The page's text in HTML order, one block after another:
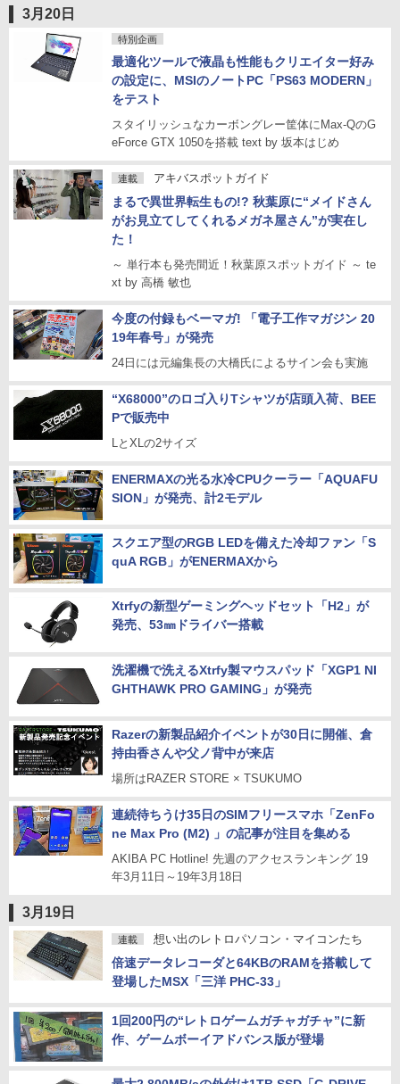
3月20日
特別企画
最適化ツールで液晶も性能もクリエイター好み
の設定に、MSIのノートPC「PS63 MODERN」
をテスト
スタイリッシュなカーボングレー筐体にMax-QのG
eForce GTX 1050を搭載 text by 坂本はじめ
連載 アキバスポットガイド
まるで異世界転生もの!? 秋葉原に“メイドさん
がお見立てしてくれるメガネ屋さん”が実在し
た！
～ 単行本も発売間近！秋葉原スポットガイド ～ te
xt by 高橋 敏也
今度の付録もベーマガ! 「電子工作マガジン 20
19年春号」が発売
24日には元編集長の大橋氏によるサイン会も実施
“X68000”のロゴ入りTシャツが店頭入荷、BEE
Pで販売中
LとXLの2サイズ
ENERMAXの光る水冷CPUクーラー「AQUAFU
SION」が発売、計2モデル
スクエア型のRGB LEDを備えた冷却ファン「S
quA RGB」がENERMAXから
Xtrfyの新型ゲーミングヘッドセット「H2」が
発売、53㎜ドライバー搭載
洗濯機で洗えるXtrfy製マウスパッド「XGP1 NI
GHTHAWK PRO GAMING」が発売
Razerの新製品紹介イベントが30日に開催、倉
持由香さんや父ノ背中が来店
場所はRAZER STORE × TSUKUMO
連続待ちうけ35日のSIMフリースマホ「ZenFo
ne Max Pro (M2) 」の記事が注目を集める
AKIBA PC Hotline! 先週のアクセスランキング 19
年3月11日～19年3月18日
3月19日
連載 想い出のレトロパソコン・マイコンたち
倍速データレコーダと64KBのRAMを搭載して
登場したMSX「三洋 PHC-33」
1回200円の“レトロゲームガチャガチャ”に新
作、ゲームボーイアドバンス版が登場